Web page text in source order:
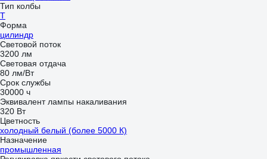
Тип колбы
T
Форма
цилиндр
Световой поток
3200 лм
Световая отдача
80 лм/Вт
Срок службы
30000 ч
Эквивалент лампы накаливания
320 Вт
Цветность
холодный белый (более 5000 К)
Назначение
промышленная